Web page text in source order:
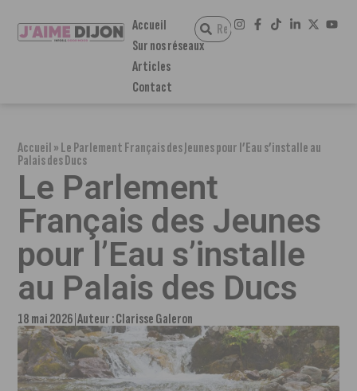
Accueil
Sur nos réseaux
Articles
Contact
Accueil»Le Parlement Français des Jeunes pour l’Eau s’installe au
Palais des Ducs
Le Parlement
Français des Jeunes
pour l’Eau s’installe
au Palais des Ducs
18 mai 2026 Auteur :Clarisse Galeron